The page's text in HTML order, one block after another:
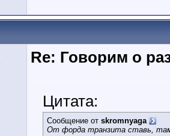
Re: Говорим о
Цитата:
Сообщение от skromnyaga
От форда транзита ставь,